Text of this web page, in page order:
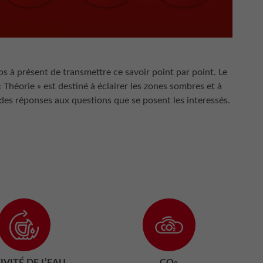
à présent de transmettre ce savoir point par point. Le
Théorie » est destiné à éclairer les zones sombres et à
réponses aux questions que se posent les interessés.